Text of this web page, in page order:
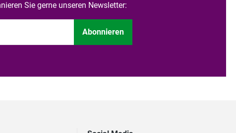
Sie gerne unseren Newsletter:
Abonnieren